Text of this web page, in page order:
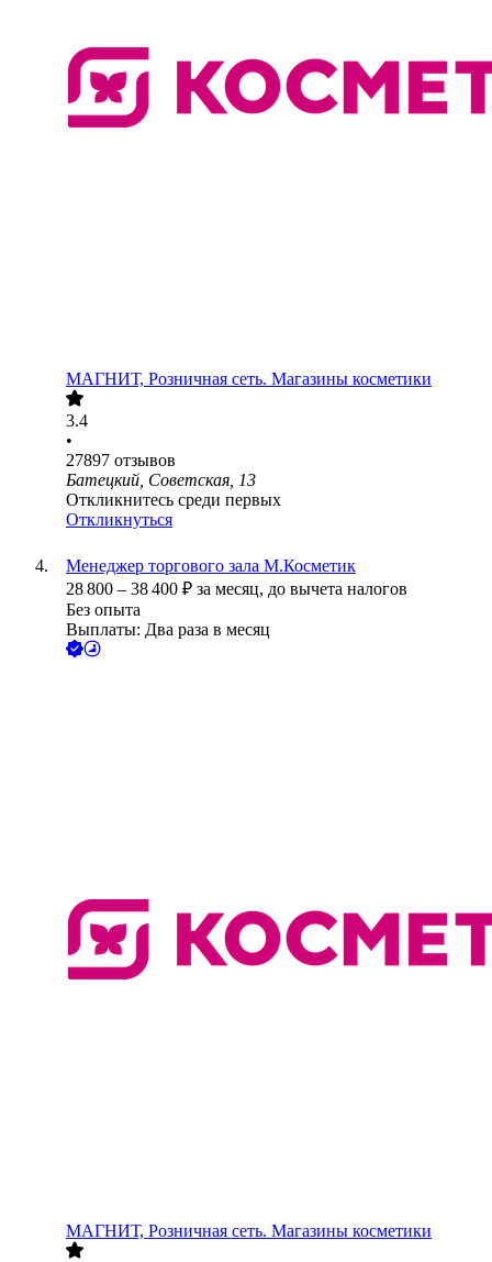
МАГНИТ, Розничная сеть. Магазины косметики
3.4
•
27897 отзывов
Батецкий, Советская, 13
Откликнитесь среди первых
Откликнуться
Менеджер торгового зала М.Косметик
28 800 – 38 400 ₽ за месяц, до вычета налогов
Без опыта
Выплаты: Два раза в месяц
МАГНИТ, Розничная сеть. Магазины косметики